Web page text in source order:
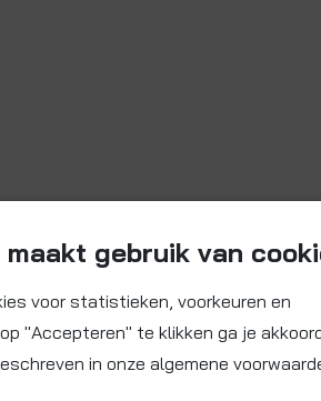
gebruik van
voor statistieken, voorkeuren en
"Accepteren" te klikken ga je
in onze algemene